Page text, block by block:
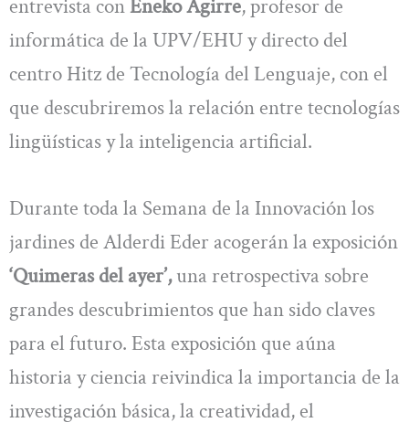
entrevista conEneko Agirre, profesor de
informática de la UPV/EHU y directo del
centro Hitz de Tecnología del Lenguaje, con el
que descubriremos la relación entre tecnologías
lingüísticas y la inteligencia artificial.
Durante toda la Semana de la Innovación los
jardines de Alderdi Eder acogerán la exposición
‘Quimeras del ayer’,una retrospectiva sobre
grandes descubrimientos que han sido claves
para el futuro. Esta exposición que aúna
historia y ciencia reivindica la importancia de la
investigación básica, la creatividad, el